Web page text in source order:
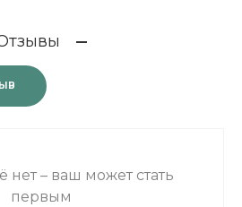
нет – ваш может стать
первым